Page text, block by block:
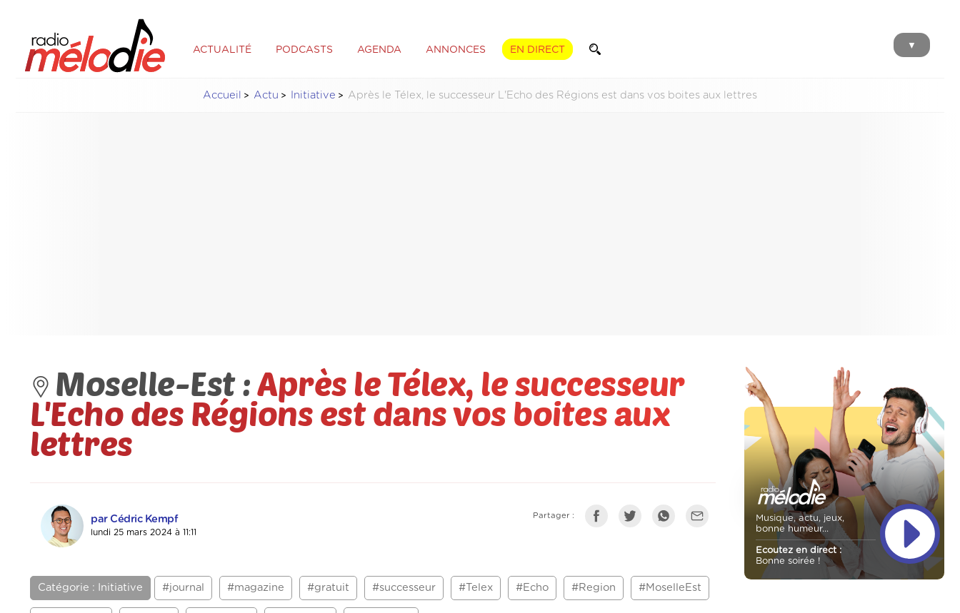
ACTUALITÉ PODCASTS AGENDA ANNONCES EN DIRECT ▼
Accueil Actu Initiative Après le Télex, le successeur L'Echo des Régions est dans vos boites aux lettres
Moselle-Est :Après le Télex, le successeur
L'Echo des Régions est dans vos boites aux
lettres
par Cédric Kempf
lundi 25 mars 2024 à 11:11
Partager :
Catégorie : Initiative #journal #magazine #gratuit #successeur #Telex #Echo #Region #MoselleEst
Musique, actu, jeux,
bonne humeur...
Ecoutez en direct :
Bonne soirée !